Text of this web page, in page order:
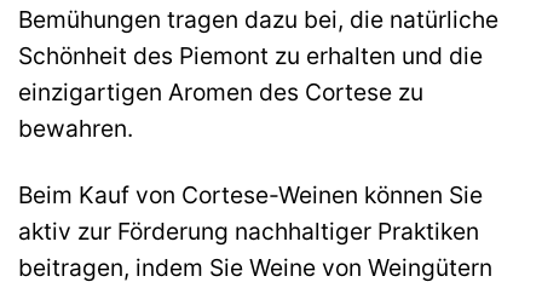
Bemühungen tragen dazu bei, die natürliche
Schönheit des Piemont zu erhalten und die
einzigartigen Aromen des Cortese zu
bewahren.
Beim Kauf von Cortese-Weinen können Sie
aktiv zur Förderung nachhaltiger Praktiken
beitragen, indem Sie Weine von Weingütern